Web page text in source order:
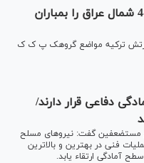
ترکیه با جنگنده های اف-16 و اف-4 شمال عراق را بمباران
میزان-جنگنده های اف-16 و اف-4 ارتش ترکیه مواضع گروهک پ ک ک
دفاعی قرار دارند/
مستضعفین گفت: نیروهای مسلح
فنی در بهترین و بالاترین
آمادگی ارتقاء یابد.